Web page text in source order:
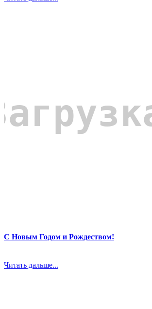
С Новым Годом и Рождеством!
Читать дальше...